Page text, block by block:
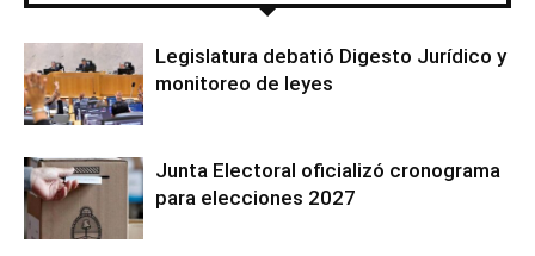
Legislatura debatió Digesto Jurídico y
monitoreo de leyes
Junta Electoral oficializó cronograma
para elecciones 2027